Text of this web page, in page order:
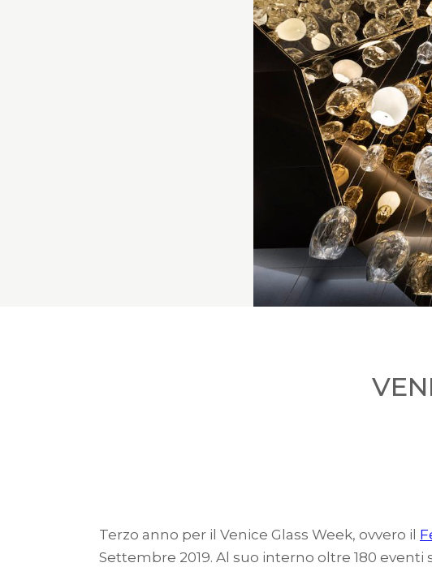
Terzo anno per il Venice Glass Week, ovvero il
Settembre 2019. Al suo interno oltre 180 eventi